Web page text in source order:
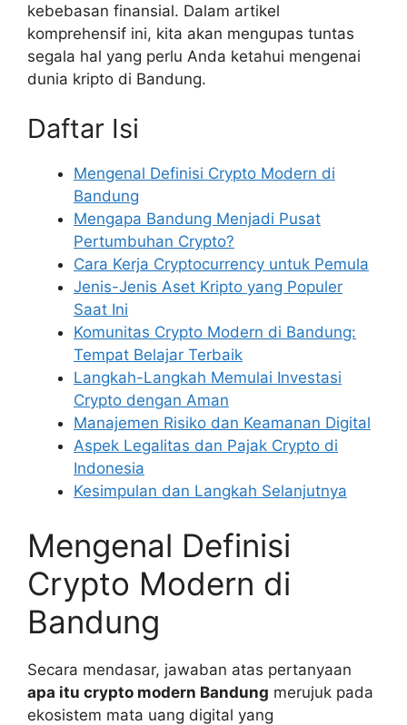
kebebasan finansial. Dalam artikel
komprehensif ini, kita akan mengupas tuntas
segala hal yang perlu Anda ketahui mengenai
dunia kripto di Bandung.
Daftar Isi
Mengenal Definisi Crypto Modern di
Bandung
Mengapa Bandung Menjadi Pusat
Pertumbuhan Crypto?
Cara Kerja Cryptocurrency untuk Pemula
Jenis-Jenis Aset Kripto yang Populer
Saat Ini
Komunitas Crypto Modern di Bandung:
Tempat Belajar Terbaik
Langkah-Langkah Memulai Investasi
Crypto dengan Aman
Manajemen Risiko dan Keamanan Digital
Aspek Legalitas dan Pajak Crypto di
Indonesia
Kesimpulan dan Langkah Selanjutnya
Mengenal Definisi
Crypto Modern di
Bandung
Secara mendasar, jawaban atas pertanyaan
apa itu crypto modern Bandung merujuk pada
ekosistem mata uang digital yang